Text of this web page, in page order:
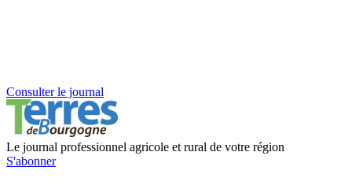
Consulter le journal
Le journal professionnel agricole et rural de votre région
S'abonner